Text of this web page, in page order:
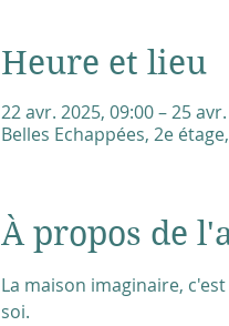
Heure et lieu
22 avr. 2025, 09:00 – 25
Belles Echappées, 2e
À propos de
La maison imaginaire,
soi.